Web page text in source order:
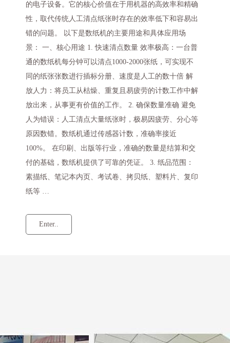
的电子设备。它的核心价值在于用机器的高效率和精确
性，取代传统人工清点纸张时存在的效率低下和容易出
错的问题。 以下是数纸机的主要用途和具体应用场
景： 一、核心用途 1. 快速清点数量 效率极高：一台普
通的数纸机每分钟可以清点1000-2000张纸，可实现不
同的纸张张数进行插标分册、速度是人工的数十倍 解
放人力：将员工从枯燥、重复且易疲劳的计数工作中解
放出来，从事更有价值的工作。 2. 确保数量准确 避免
人为错误：人工清点大量纸张时，极易因疲劳、分心等
原因数错。数纸机通过传感器计数，准确率接近
100%。 在印刷、出版等行业，准确的数量是结算和交
付的基础，数纸机提供了可靠的凭证。 3. 纸品范围：
素描纸、笔记本内页、考试卷、拷贝纸、塑料片、复印
纸等 …
Enter..